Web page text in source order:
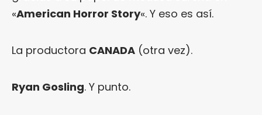
«American Horror Story«. Y eso es así.
La productora CANADA (otra vez).
Ryan Gosling. Y punto.